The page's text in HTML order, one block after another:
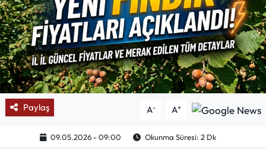
Paylaş A- A+
09.05.2026 - 09:00 Okunma Süresi: 2 Dk
BIK
ASTROLOJİ
Spor Yazıları
Mektup Galeri